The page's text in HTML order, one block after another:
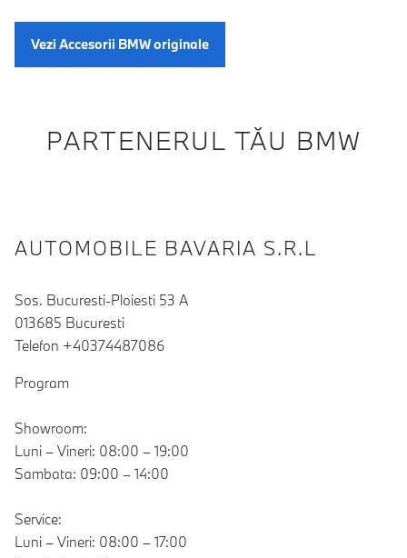
Vezi Accesorii BMW originale
PARTENERUL TĂU BMW
AUTOMOBILE BAVARIA S.R.L
Sos. Bucuresti-Ploiesti 53 A
013685 Bucuresti
Telefon +40374487086
Program
Showroom:
Luni – Vineri: 08:00 – 19:00
Sambata: 09:00 – 14:00
Service:
Luni – Vineri: 08:00 – 17:00